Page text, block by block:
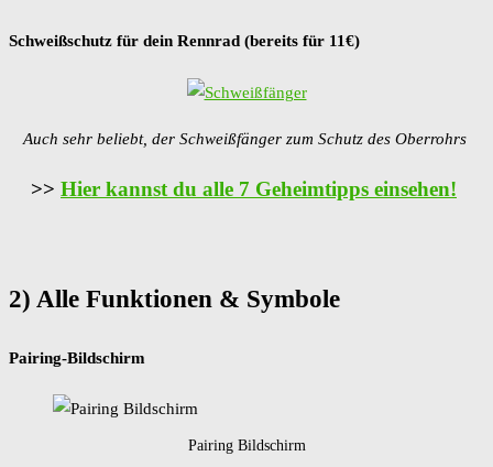
Schweißschutz für dein Rennrad (bereits für 11€)
Auch sehr beliebt, der Schweißfänger zum Schutz des Oberrohrs
>> Hier kannst du alle 7 Geheimtipps einsehen!
2) Alle Funktionen & Symbole
Pairing-Bildschirm
Pairing Bildschirm